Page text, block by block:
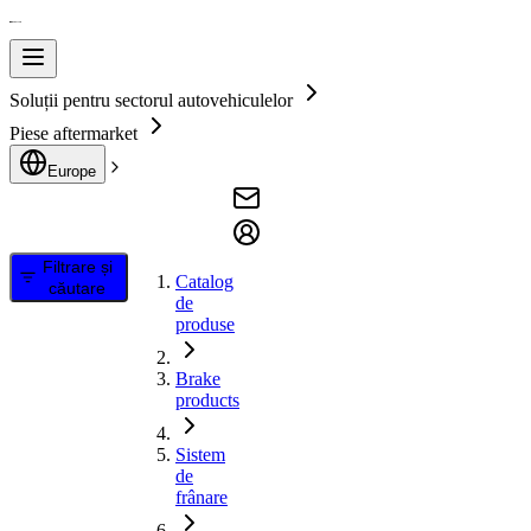
Soluții pentru sectorul autovehiculelor
Piese aftermarket
Europe
Filtrare și
căutare
Catalog
de
produse
Brake
products
Sistem
de
frânare